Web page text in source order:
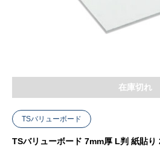
TSバリューボード
TSバリューボード 7mm厚 L判 紙貼り
在庫切れ